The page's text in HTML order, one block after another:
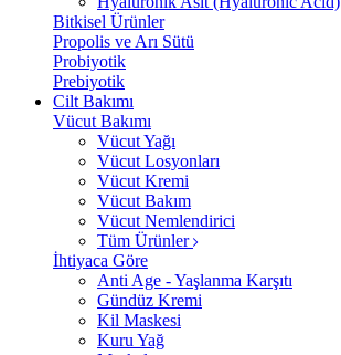
Bitkisel Ürünler
Propolis ve Arı Sütü
Probiyotik
Prebiyotik
Cilt Bakımı
Vücut Bakımı
Vücut Yağı
Vücut Losyonları
Vücut Kremi
Vücut Bakım
Vücut Nemlendirici
Tüm Ürünler
İhtiyaca Göre
Anti Age - Yaşlanma Karşıtı
Gündüz Kremi
Kil Maskesi
Kuru Yağ